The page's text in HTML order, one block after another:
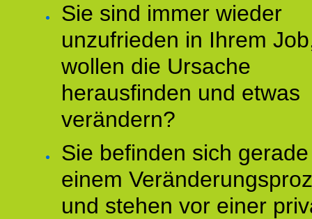
Sie sind immer wieder
unzufrieden in Ihrem
wollen die Ursache
herausfinden und etwas
verändern?
Sie befinden sich
einem
und stehen vor einer